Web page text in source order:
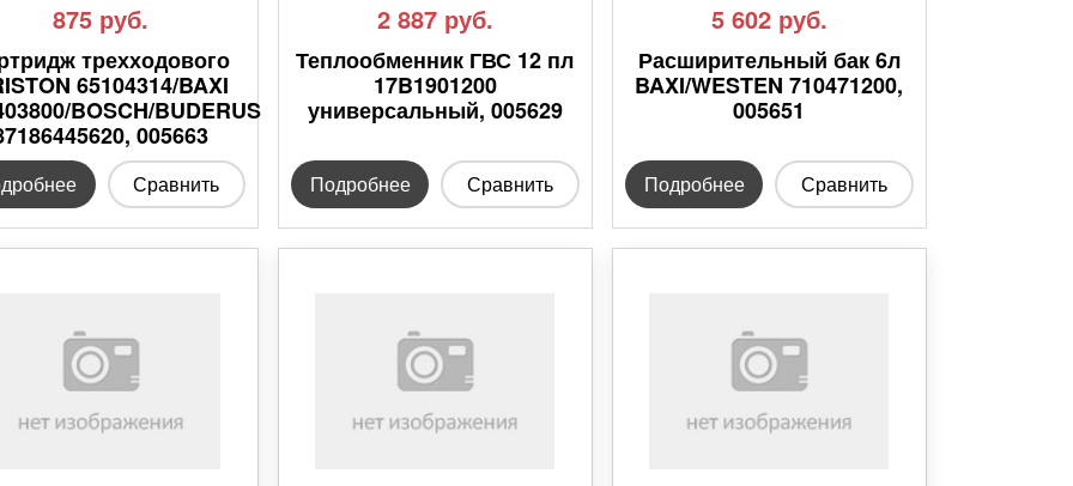
875 руб.
трехходового
65104314/BAXI
BOSCH/BUDERUS
005663
Сравнить
2 887 руб.
Теплообменник ГВС 12 пл
17B1901200
универсальный, 005629
Подробнее Сравнить
5 602 руб.
Расширительный бак 6л
BAXI/WESTEN 710471200,
005651
Подробнее Сравнить